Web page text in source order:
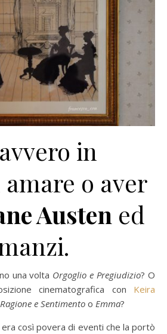
in
o aver
Austen ed
una volta Orgoglio e Pregiudizio? O
cinematografica con Keira
Ragione e Sentimento o Emma?
era così povera di eventi che la portò